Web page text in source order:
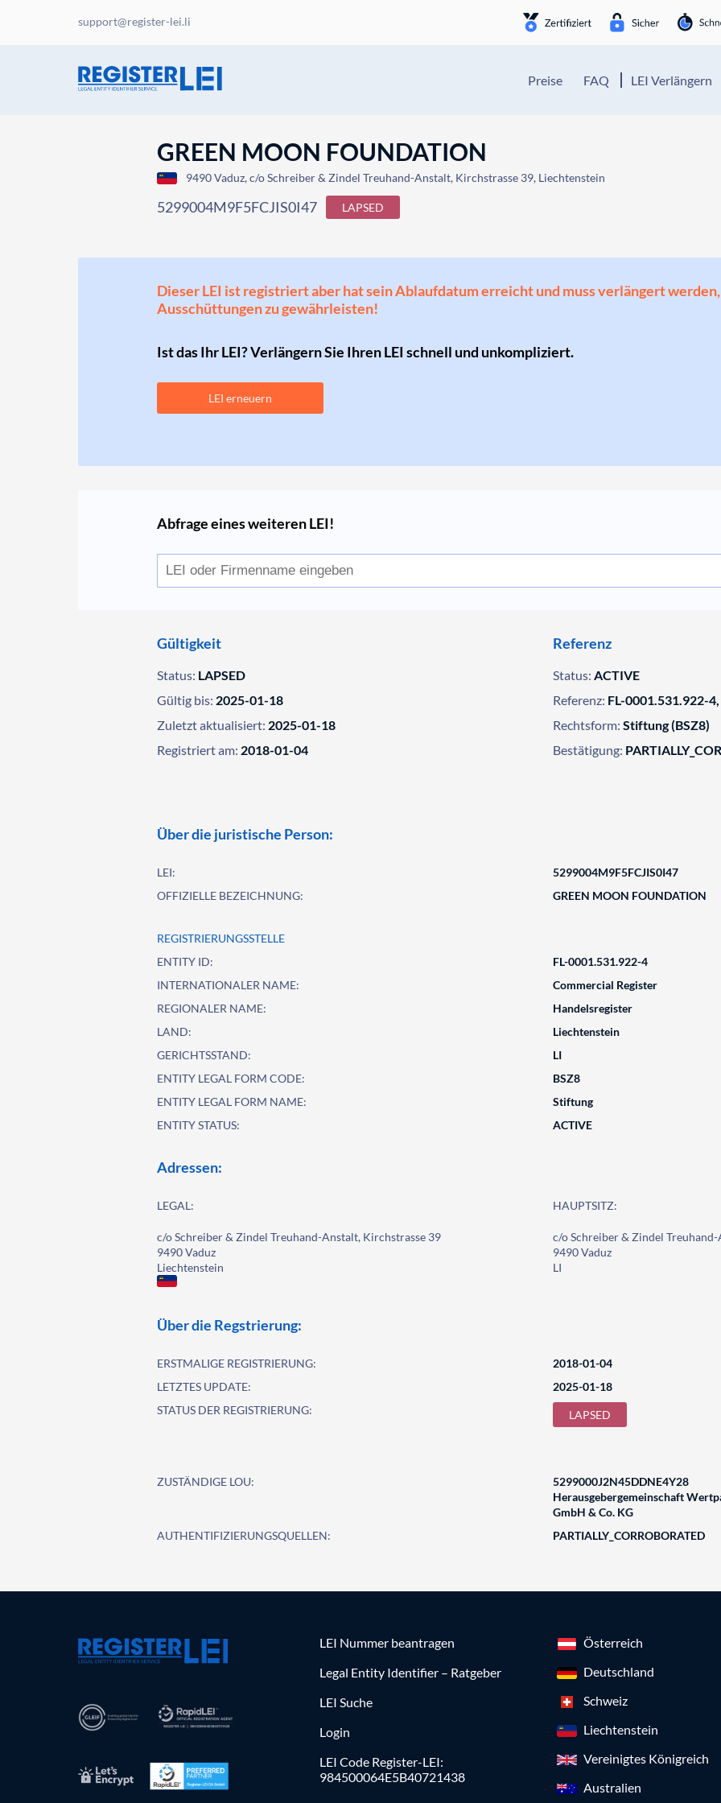
support@register-lei.li
Preise FAQ LEI Verlängern
GREEN MOON FOUNDATION
9490 Vaduz, c/o Schreiber & Zindel Treuhand-Anstalt, Kirchstrasse 39, Liechtenstein
5299004M9F5FCJIS0I47 LAPSED
Dieser LEI ist registriert aber hat sein Ablaufdatum erreicht und muss verlängert
Ausschüttungen zu gewährleisten!
Ist das Ihr LEI? Verlängern Sie Ihren LEI schnell und unkompliziert.
LEI erneuern
Abfrage eines weiteren LEI!
Gültigkeit
Status: LAPSED
Gültig bis: 2025-01-18
Zuletzt aktualisiert: 2025-01-18
Registriert am: 2018-01-04
Referenz
Status: ACTIVE
Referenz: FL-0001.531.922-
Rechtsform: Stiftung (BSZ8)
Bestätigung:
Über die juristische Person:
LEI:
5299004M9F5FCJIS0I47
OFFIZIELLE BEZEICHNUNG:
GREEN MOON FOUNDATION
REGISTRIERUNGSSTELLE
ENTITY ID:
FL-0001.531.922-4
INTERNATIONALER NAME:
Commercial Register
REGIONALER NAME:
Handelsregister
LAND:
Liechtenstein
GERICHTSSTAND:
LI
ENTITY LEGAL FORM CODE:
BSZ8
ENTITY LEGAL FORM NAME:
Stiftung
ENTITY STATUS:
ACTIVE
Adressen:
LEGAL:
c/o Schreiber & Zindel Treuhand-Anstalt, Kirchstrasse 39
9490 Vaduz
Liechtenstein
HAUPTSITZ:
c/o Schreiber & Zindel
9490 Vaduz
LI
Über die Regstrierung:
ERSTMALIGE REGISTRIERUNG:
2018-01-04
LETZTES UPDATE:
2025-01-18
STATUS DER REGISTRIERUNG:
LAPSED
ZUSTÄNDIGE LOU:
5299000J2N45DDNE4Y28
Herausgebergemeinschaft
GmbH & Co. KG
AUTHENTIFIZIERUNGSQUELLEN:
PARTIALLY_CORROBORATED
LEI Nummer beantragen
Legal Entity Identifier – Ratgeber
LEI Suche
Login
LEI Code Register-LEI:
984500064E5B40721438
Österreich
Deutschland
Schweiz
Liechtenstein
Vereinigtes Königreich
Australien